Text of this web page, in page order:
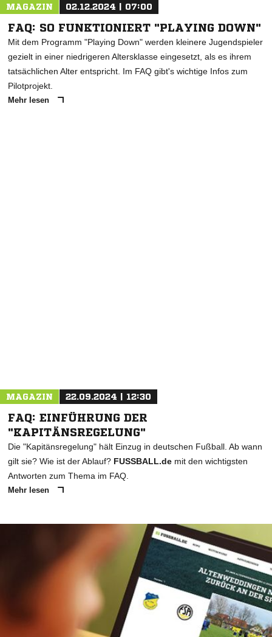
MAGAZIN 02.12.2024 | 07:00
FAQ: SO FUNKTIONIERT "PLAYING DOWN"
Mit dem Programm "Playing Down" werden kleinere Jugendspieler
gezielt in einer niedrigeren Altersklasse eingesetzt, als es ihrem
tatsächlichen Alter entspricht. Im FAQ gibt's wichtige Infos zum
Pilotprojekt.
Mehr lesen
MAGAZIN 22.09.2024 | 12:30
FAQ: EINFÜHRUNG DER
"KAPITÄNSREGELUNG"
Die "Kapitänsregelung" hält Einzug in deutschen Fußball. Ab wann
gilt sie? Wie ist der Ablauf? FUSSBALL.de mit den wichtigsten
Antworten zum Thema im FAQ.
Mehr lesen